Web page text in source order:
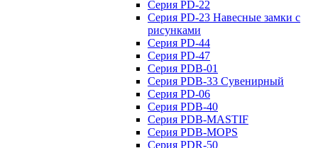
Серия PD-22
Серия PD-23 Навесные замки с
рисунками
Серия PD-44
Серия PD-47
Серия PDB-01
Серия PDB-33 Сувенирный
Серия PD-06
Серия PDB-40
Серия PDB-MASTIF
Серия PDB-MOPS
Серия PDR-50